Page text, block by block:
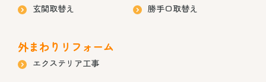
玄関取替え 勝手口取替え
外まわりリフォーム
エクステリア工事